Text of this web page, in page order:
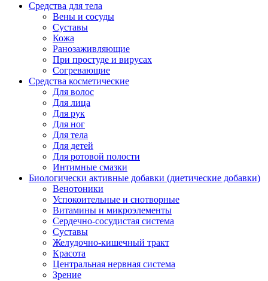
Средства для тела
Вены и сосуды
Суставы
Кожа
Ранозаживляющие
При простуде и вирусах
Согревающие
Средства косметические
Для волос
Для лица
Для рук
Для ног
Для тела
Для детей
Для ротовой полости
Интимные смазки
Биологически активные добавки (диетические добавки)
Венотоники
Успокоительные и снотворные
Витамины и микроэлементы
Сердечно-сосудистая система
Суставы
Желудочно-кишечный тракт
Красота
Центральная нервная система
Зрение